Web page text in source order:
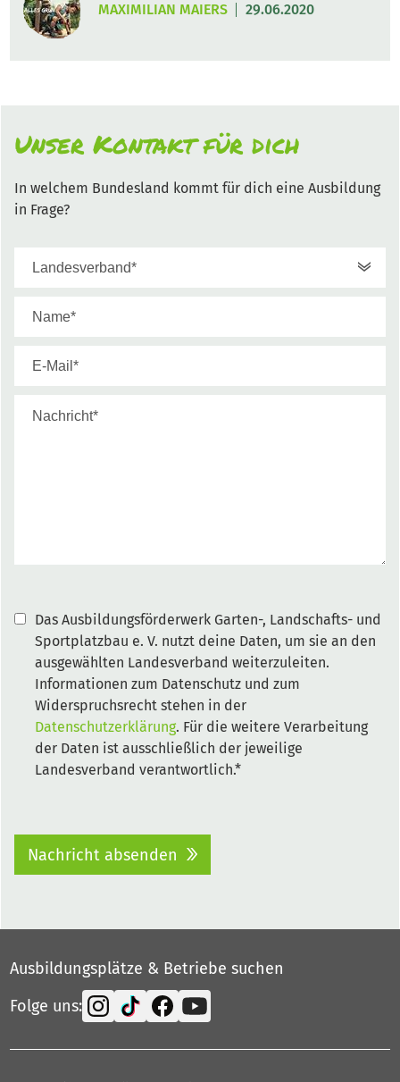
MAXIMILIAN MAIERS 29.06.2020
Unser Kontakt für dich
In welchem Bundesland kommt für dich eine Ausbildung
in Frage?
Das Ausbildungsförderwerk Garten-, Landschafts- und
Sportplatzbau e. V. nutzt deine Daten, um sie an den
ausgewählten Landesverband weiterzuleiten.
Informationen zum Datenschutz und zum
Widerspruchsrecht stehen in der
Datenschutzerklärung. Für die weitere Verarbeitung
der Daten ist ausschließlich der jeweilige
Landesverband verantwortlich.*
Nachricht absenden
Ausbildungsplätze & Betriebe suchen
Folge uns: